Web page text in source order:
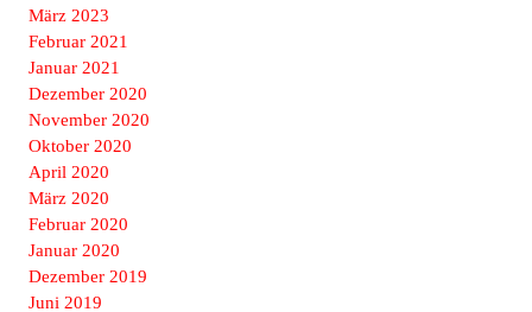
März 2023
Februar 2021
Januar 2021
Dezember 2020
November 2020
Oktober 2020
April 2020
März 2020
Februar 2020
Januar 2020
Dezember 2019
Juni 2019